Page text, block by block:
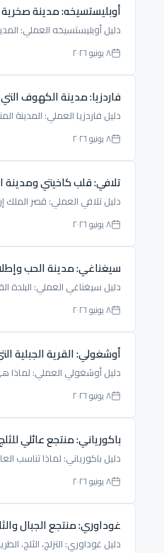
أوبليستسيخه: مدينة
دليل أوبليستسيخه العملي:
٨ يونيو ٢٠٢٦
فاردزيا: مدينة الكهوف
دليل فاردزيا العملي: المدينة
٨ يونيو ٢٠٢٦
تلافي: قلب كاخيتي ومدينة
دليل تلافي العملي: قصر الملك
٨ يونيو ٢٠٢٦
سيغناغي: مدينة الحب
دليل سيغناغي العملي: البلدة
٨ يونيو ٢٠٢٦
أوشغولي: القرية الجبلية
دليل أوشغولي العملي: لماذا
٨ يونيو ٢٠٢٦
باكورياني: منتجع عائلي
دليل باكورياني: لماذا تناسب
٨ يونيو ٢٠٢٦
غوداوري: منتجع الجبال
دليل غوداوري: التزلج، الثلج،